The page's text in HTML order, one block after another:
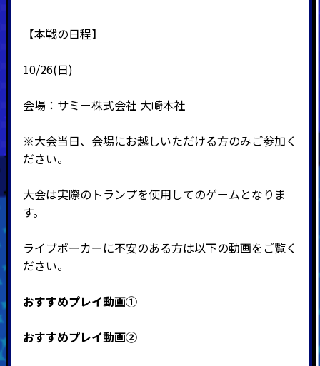
【本戦の日程】
10/26(日)
会場：サミー株式会社 大崎本社
※大会当日、会場にお越しいただける方のみご参加く
ださい。
大会は実際のトランプを使用してのゲームとなりま
す。
ライブポーカーに不安のある方は以下の動画をご覧く
ださい。
おすすめプレイ動画①
おすすめプレイ動画②